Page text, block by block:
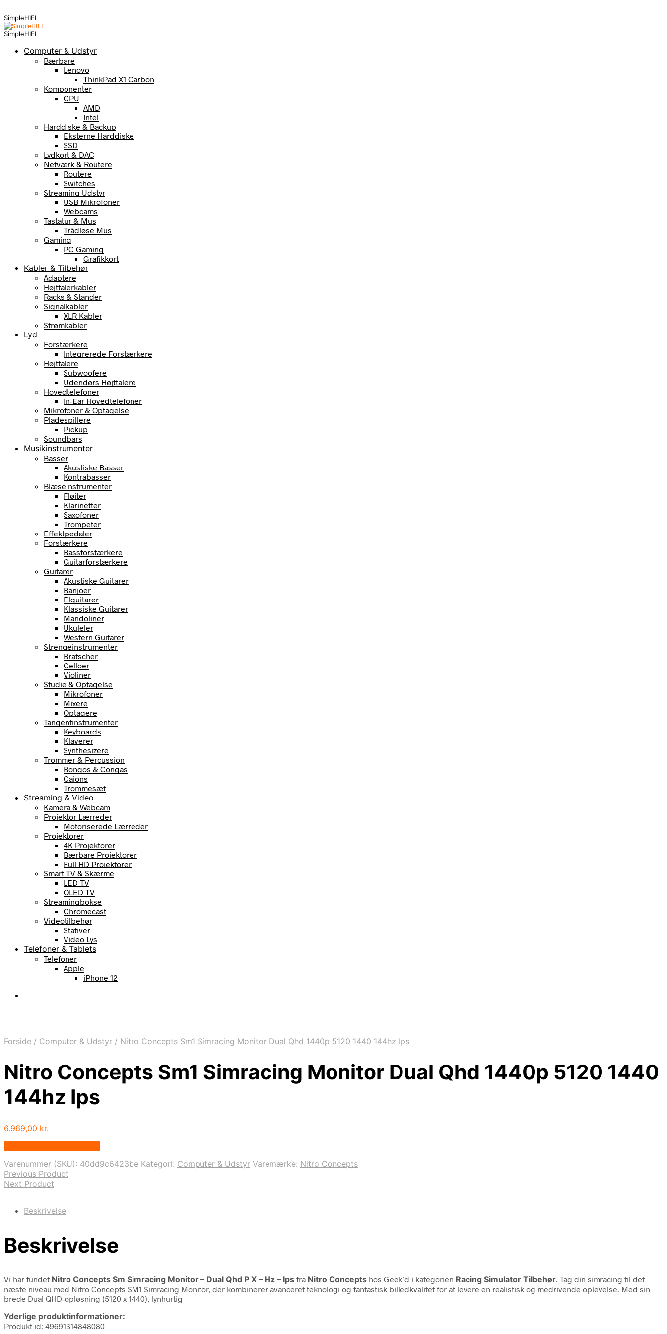
SimpleHIFI
SimpleHIFI
Computer & Udstyr
Bærbare
Lenovo
ThinkPad X1 Carbon
Komponenter
CPU
AMD
Intel
Harddiske & Backup
Eksterne Harddiske
SSD
Lydkort & DAC
Netværk & Routere
Routere
Switches
Streaming Udstyr
USB Mikrofoner
Webcams
Tastatur & Mus
Trådløse Mus
Gaming
PC Gaming
Grafikkort
Kabler & Tilbehør
Adaptere
Højttalerkabler
Racks & Stander
Signalkabler
XLR Kabler
Strømkabler
Lyd
Forstærkere
Integrerede Forstærkere
Højttalere
Subwoofere
Udendørs Højttalere
Hovedtelefoner
In-Ear Hovedtelefoner
Mikrofoner & Optagelse
Pladespillere
Pickup
Soundbars
Musikinstrumenter
Basser
Akustiske Basser
Kontrabasser
Blæseinstrumenter
Fløjter
Klarinetter
Saxofoner
Trompeter
Effektpedaler
Forstærkere
Bassforstærkere
Guitarforstærkere
Guitarer
Akustiske Guitarer
Banjoer
Elguitarer
Klassiske Guitarer
Mandoliner
Ukuleler
Western Guitarer
Strengeinstrumenter
Bratscher
Celloer
Violiner
Studie & Optagelse
Mikrofoner
Mixere
Optagere
Tangentinstrumenter
Keyboards
Klaverer
Synthesizere
Trommer & Percussion
Bongos & Congas
Cajons
Trommesæt
Streaming & Video
Kamera & Webcam
Projektor Lærreder
Motoriserede Lærreder
Projektorer
4K Projektorer
Bærbare Projektorer
Full HD Projektorer
Smart TV & Skærme
LED TV
OLED TV
Streamingbokse
Chromecast
Videotilbehør
Stativer
Video Lys
Telefoner & Tablets
Telefoner
Apple
iPhone 12
Forside / Computer & Udstyr / Nitro Concepts Sm1 Simracing Monitor Dual Qhd 1440p 5120 1440 144hz Ips
Nitro Concepts Sm1 Simracing Monitor Dual Qhd 1440p 5120 1440
144hz Ips
6.969,00 kr.
Varenummer (SKU): 40dd9c6423be Kategori: Computer & Udstyr Varemærke: Nitro Concepts
Previous Product
Next Product
Beskrivelse
Beskrivelse
Vi har fundet Nitro Concepts Sm Simracing Monitor – Dual Qhd P X – Hz – Ips fra Nitro Concepts hos Geek´d i kategorien Racing Simulator Tilbehør . Tag din simracing til det
næste niveau med Nitro Concepts SM1 Simracing Monitor, der kombinerer avanceret teknologi og fantastisk billedkvalitet for at levere en realistisk og medrivende oplevelse. Med sin
brede Dual QHD-opløsning (5120 x 1440), lynhurtig
Yderlige produktinformationer:
Produkt id: 49691314848080